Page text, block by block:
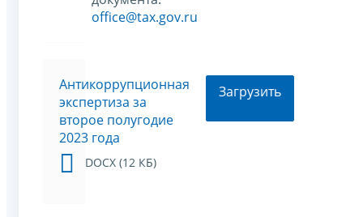
office@tax.gov.ru
Антикоррупционная
экспертиза за
второе полугодие
2023 года
DOCX (12 КБ)
Загрузить